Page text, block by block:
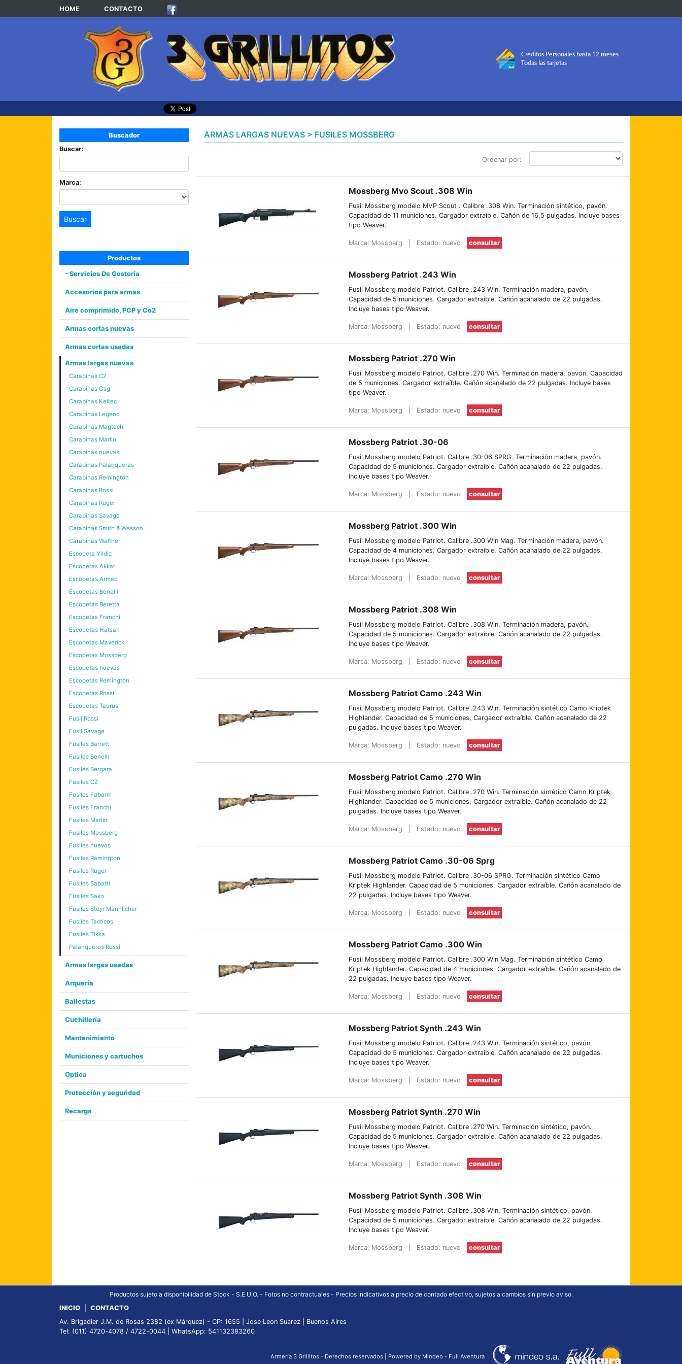
HOME CONTACTO
Buscador
Buscar:
Marca:
Buscar
Productos
- Servicios De Gestoría
Accesorios para armas
Aire comprimido, PCP y Co2
Armas cortas nuevas
Armas cortas usadas
Armas largas nuevas
Carabinas CZ
Carabinas Gsg
Carabinas Keltec
Carabinas Legend
Carabinas Magtech
Carabinas Marlin
Carabinas nuevas
Carabinas Palanqueras
Carabinas Remington
Carabinas Rossi
Carabinas Ruger
Carabinas Savage
Carabinas Smith & Wesson
Carabinas Walther
Escopeta Yildiz
Escopetas Akkar
Escopetas Armed
Escopetas Benelli
Escopetas Beretta
Escopetas Franchi
Escopetas Hatsan
Escopetas Maverick
Escopetas Mossberg
Escopetas nuevas
Escopetas Remington
Escopetas Rossi
Escopetas Taurus
Fusil Rossi
Fusil Savage
Fusiles Barrett
Fusiles Benelli
Fusiles Bergara
Fusiles CZ
Fusiles Fabarm
Fusiles Franchi
Fusiles Marlin
Fusiles Mossberg
Fusiles nuevos
Fusiles Remington
Fusiles Ruger
Fusiles Sabatti
Fusiles Sako
Fusiles Steyr Mannlicher
Fusiles Tacticos
Fusiles Tikka
Palanqueros Rossi
Armas largas usadas
Arquería
Ballestas
Cuchillería
Mantenimiento
Municiones y cartuchos
Optica
Protección y seguridad
Recarga
ARMAS LARGAS NUEVAS > FUSILES MOSSBERG
Ordenar por:
Mossberg Mvo Scout .308 Win
Fusil Mossberg modelo MVP Scout . Calibre .308 Win. Terminación sintético, pavón.
Capacidad de 11 municiones. Cargador extraíble. Cañón de 16,5 pulgadas. Incluye bases
tipo Weaver.
Marca: Mossberg Estado: nuevo consultar
Mossberg Patriot .243 Win
Fusil Mossberg modelo Patriot. Calibre .243 Win. Terminación madera, pavón.
Capacidad de 5 municiones. Cargador extraíble. Cañón acanalado de 22 pulgadas.
Incluye bases tipo Weaver.
Marca: Mossberg Estado: nuevo consultar
Mossberg Patriot .270 Win
Fusil Mossberg modelo Patriot. Calibre .270 Win. Terminación madera, pavón. Capacidad
de 5 municiones. Cargador extraíble. Cañón acanalado de 22 pulgadas. Incluye bases
tipo Weaver.
Marca: Mossberg Estado: nuevo consultar
Mossberg Patriot .30-06
Fusil Mossberg modelo Patriot. Calibre .30-06 SPRG. Terminación madera, pavón.
Capacidad de 5 municiones. Cargador extraíble. Cañón acanalado de 22 pulgadas.
Incluye bases tipo Weaver.
Marca: Mossberg Estado: nuevo consultar
Mossberg Patriot .300 Win
Fusil Mossberg modelo Patriot. Calibre .300 Win Mag. Terminación madera, pavón.
Capacidad de 4 municiones. Cargador extraíble. Cañón acanalado de 22 pulgadas.
Incluye bases tipo Weaver.
Marca: Mossberg Estado: nuevo consultar
Mossberg Patriot .308 Win
Fusil Mossberg modelo Patriot. Calibre .308 Win. Terminación madera, pavón.
Capacidad de 5 municiones. Cargador extraíble. Cañón acanalado de 22 pulgadas.
Incluye bases tipo Weaver.
Marca: Mossberg Estado: nuevo consultar
Mossberg Patriot Camo .243 Win
Fusil Mossberg modelo Patriot. Calibre .243 Win. Terminación sintético Camo Kriptek
Highlander. Capacidad de 5 municiones, Cargador extraíble. Cañón acanalado de 22
pulgadas. Incluye bases tipo Weaver.
Marca: Mossberg Estado: nuevo consultar
Mossberg Patriot Camo .270 Win
Fusil Mossberg modelo Patriot. Calibre .270 Win. Terminación sintético Camo Kriptek
Highlander. Capacidad de 5 municiones. Cargador extraíble. Cañón acanalado de 22
pulgadas. Incluye bases tipo Weaver.
Marca: Mossberg Estado: nuevo consultar
Mossberg Patriot Camo .30-06 Sprg
Fusil Mossberg modelo Patriot. Calibre .30-06 SPRG. Terminación sintético Camo
Kriptek Highlander. Capacidad de 5 municiones. Cargador extraíble. Cañón acanalado de
22 pulgadas. Incluye bases tipo Weaver.
Marca: Mossberg Estado: nuevo consultar
Mossberg Patriot Camo .300 Win
Fusil Mossberg modelo Patriot. Calibre .300 Win Mag. Terminación sintético Camo
Kriptek Highlander. Capacidad de 4 municiones. Cargador extraíble. Cañón acanalado de
22 pulgadas. Incluye bases tipo Weaver.
Marca: Mossberg Estado: nuevo consultar
Mossberg Patriot Synth .243 Win
Fusil Mossberg modelo Patriot. Calibre .243 Win. Terminación sintético, pavón.
Capacidad de 5 municiones. Cargador extraíble. Cañón acanalado de 22 pulgadas.
Incluye bases tipo Weaver.
Marca: Mossberg Estado: nuevo consultar
Mossberg Patriot Synth .270 Win
Fusil Mossberg modelo Patriot. Calibre .270 Win. Terminación sintético, pavón.
Capacidad de 5 municiones. Cargador extraíble. Cañón acanalado de 22 pulgadas.
Incluye bases tipo Weaver.
Marca: Mossberg Estado: nuevo consultar
Mossberg Patriot Synth .308 Win
Fusil Mossberg modelo Patriot. Calibre .308 Win. Terminación sintético, pavón.
Capacidad de 5 municiones. Cargador extraíble. Cañón acanalado de 22 pulgadas.
Incluye bases tipo Weaver.
Marca: Mossberg Estado: nuevo consultar
Productos sujeto a disponibilidad de Stock - S.E.U.O. - Fotos no contractuales - Precios indicativos a precio de contado efectivo, sujetos a cambios sin previo aviso.
INICIO
CONTACTO
Av. Brigadier J.M. de Rosas 2382 (ex Márquez) - CP: 1655 | Jose Leon Suarez | Buenos Aires
Tel: (011) 4720-4078 / 4722-0044 | WhatsApp: 541132383260
Armería 3 Grillitos - Derechos reservados | Powered by Mindeo - Full Aventura